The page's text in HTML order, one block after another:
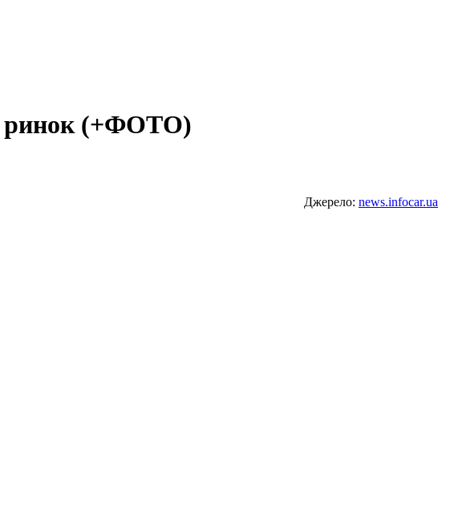
ринок (+ФОТО)
Джерело: news.infocar.ua